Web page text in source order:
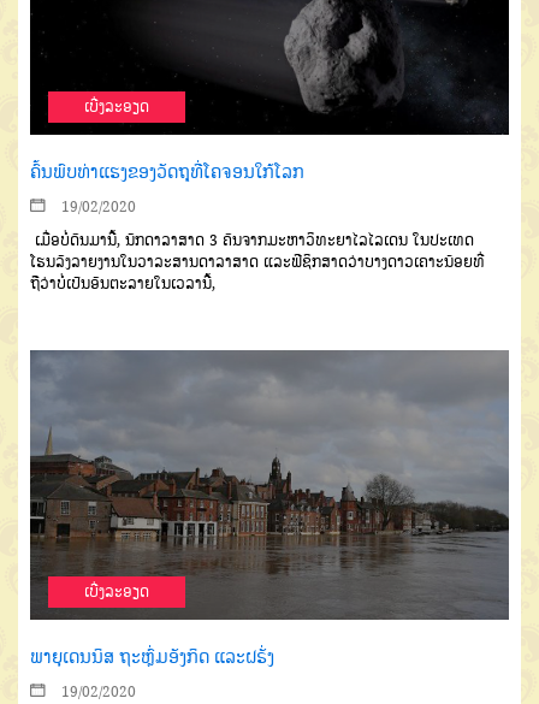
ເບີ່ງລະອຽດ
ຄົ້ນພົບທ່າແຮງຂອງວັດຖຸທີ່ໂຄຈອນໃກ້ໂລກ
19/02/2020
ເມື່ອບໍ່ດົນມານີ້, ນັກດາລາສາດ 3 ຄົນຈາກມະຫາວິທະຍາໄລໄລເດນ ໃນປະເທດ
ໂຮນລັງລາຍງານໃນວາລະສານດາລາສາດ ແລະຟີຊິກສາດວ່າບາງດາວເຄາະນ້ອຍທີ່
ຖືວ່າບໍ່ເປັນອັນຕະລາຍໃນເວລານີ້,
ເບີ່ງລະອຽດ
ພາຍຸເດນນິສ ຖະຫຼົ່ມອັງກິດ ແລະຝຣັ່ງ
19/02/2020